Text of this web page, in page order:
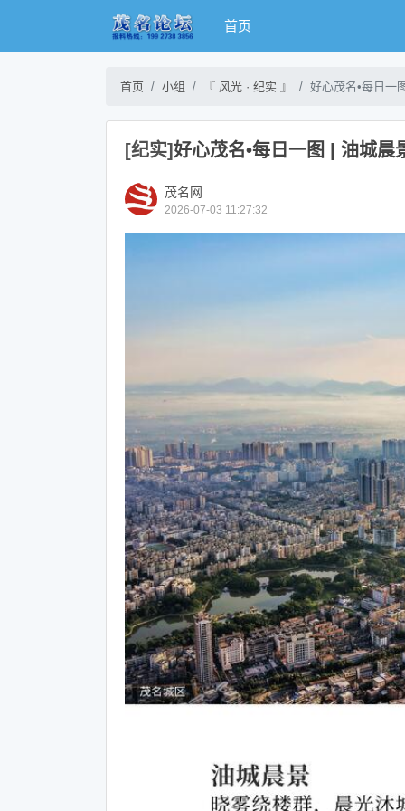
首页
首页 小组 『 风光 · 纪实 』 好心茂名•每日一
[纪实]好心茂名•每日一图 | 油城晨
茂名网
2026-07-03 11:27:32